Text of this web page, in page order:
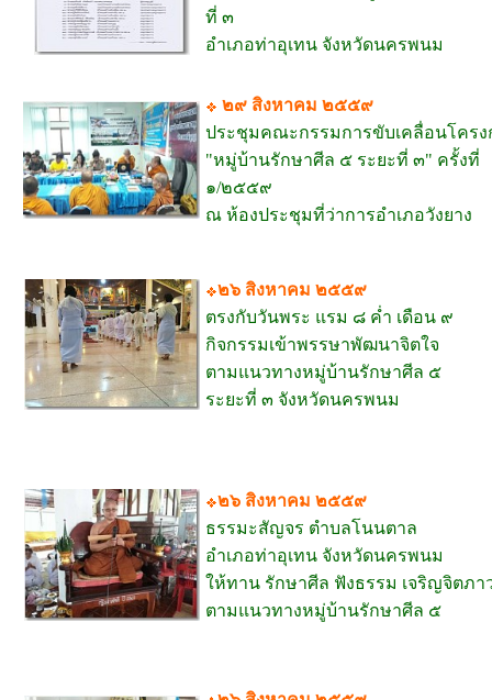
ที่ ๓
อำเภอท่าอุเทน จังหวัดนครพนม
๒๙ สิงหาคม ๒๕๕๙
ประชุมคณะกรรมการขับเคลื่อนโครง
"หมู่บ้านรักษาศีล ๕ ระยะที่ ๓" ครั้งที่
๑/๒๕๕๙
ณ ห้องประชุมที่ว่าการอำเภอวังยาง
๒๖ สิงหาคม ๒๕๕๙
ตรงกับวันพระ แรม ๘ ค่ำ เดือน ๙
กิจกรรมเข้าพรรษาพัฒนาจิตใจ
ตามแนวทางหมู่บ้านรักษาศีล ๕
ระยะที่ ๓ จังหวัดนครพนม
๒๖ สิงหาคม ๒๕๕๙
ธรรมะสัญจร ตำบลโนนตาล
อำเภอท่าอุเทน จังหวัดนครพนม
ให้ทาน รักษาศีล ฟังธรรม เจริญจิตภา
ตามแนวทางหมู่บ้านรักษาศีล ๕